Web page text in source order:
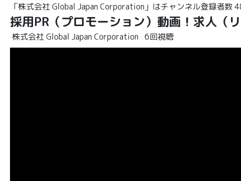
「株式会社 Global Japan Corporation」はチャンネル登録者数
採用PR（プロモーション）動画！求人（
株式会社 Global Japan Corporation 6回視聴